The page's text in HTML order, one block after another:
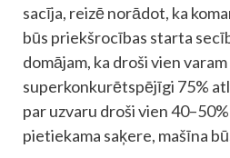
sacīja, reizē norādot, ka
būs priekšrocības starta
domājam, ka droši vien
superkonkurētspējīgi 75%
par uzvaru droši vien
pietiekama saķere, mašīna